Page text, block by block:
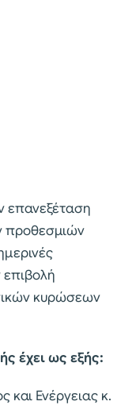
επανεξέταση
προθεσμιών
κυρώσεων
έχει ως εξής:
και Ενέργειας κ.